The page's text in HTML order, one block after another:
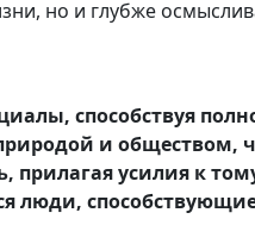
но и глубже
способствуя
и обществом,
прилагая усилия к
люди,